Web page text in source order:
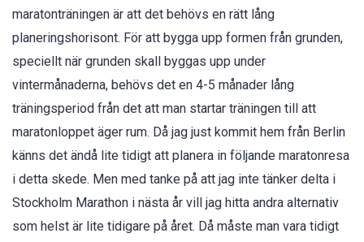
maratonträningen är att det behövs en rätt lång
planeringshorisont. För att bygga upp formen från grunden,
speciellt när grunden skall byggas upp under
vintermånaderna, behövs det en 4-5 månader lång
träningsperiod från det att man startar träningen till att
maratonloppet äger rum. Då jag just kommit hem från Berlin
känns det ändå lite tidigt att planera in följande maratonresa
i detta skede. Men med tanke på att jag inte tänker delta i
Stockholm Marathon i nästa år vill jag hitta andra alternativ
som helst är lite tidigare på året. Då måste man vara tidigt